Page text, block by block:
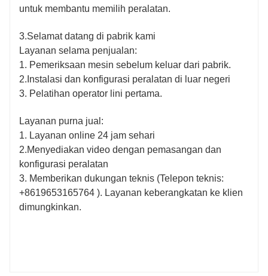
untuk membantu memilih peralatan.
3.Selamat datang di pabrik kami
Layanan selama penjualan:
1. Pemeriksaan mesin sebelum keluar dari pabrik.
2.Instalasi dan konfigurasi peralatan di luar negeri
3. Pelatihan operator lini pertama.
Layanan purna jual:
1. Layanan online 24 jam sehari
2.Menyediakan video dengan pemasangan dan
konfigurasi peralatan
3. Memberikan dukungan teknis (Telepon teknis:
+8619653165764 ). Layanan keberangkatan ke klien
dimungkinkan.